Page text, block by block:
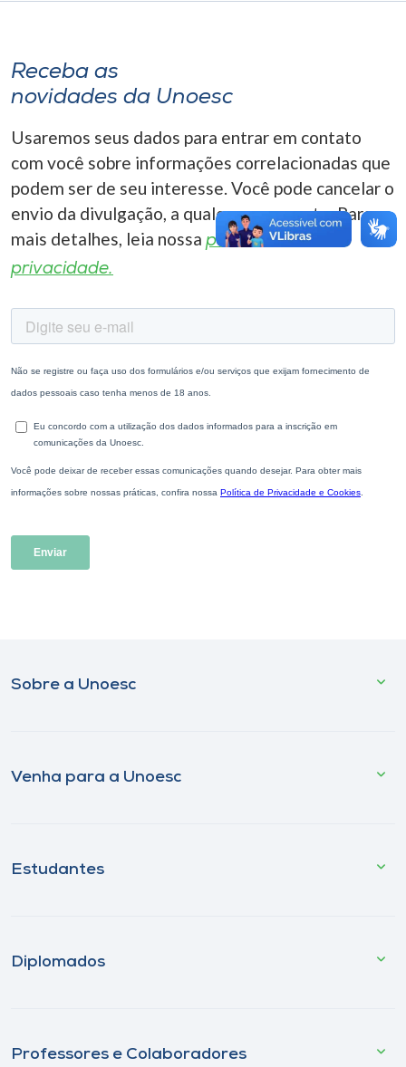
A-
Receba as
novidades da Unoesc
Usaremos seus dados para entrar em contato
com você sobre informações correlacionadas que
podem ser de seu interesse. Você pode cancelar o
envio da divulgação, a qualquer momento. Para
mais detalhes, leia nossa política de
privacidade.
Sobre a Unoesc
Venha para a Unoesc
Estudantes
Diplomados
Professores e Colaboradores